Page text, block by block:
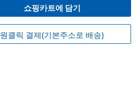
쇼핑카트에 담기
원클릭 결제(기본주소로 배송)